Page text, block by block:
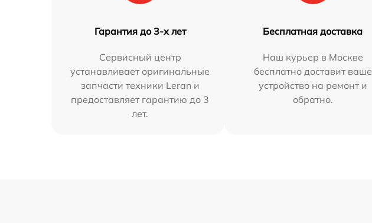
Гарантия до 3-х лет
Сервисный центр
устанавливает оригинальные
запчасти техники Leran и
предоставляет гарантию до 3
лет.
Бесплатная доставка
Наш курьер в Москве
бесплатно доставит ваше
устройство на ремонт и
обратно.